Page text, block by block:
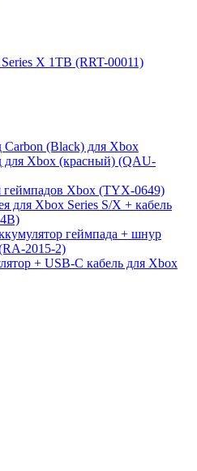
X 1TB (RRT-00011)
Carbon (Black) для Xbox
для Xbox (красный) (QAU-
геймпадов Xbox (TYX-0649)
для Xbox Series S/X + кабель
геймпада + шнур
2015-2)
+ USB-C кабель для Xbox